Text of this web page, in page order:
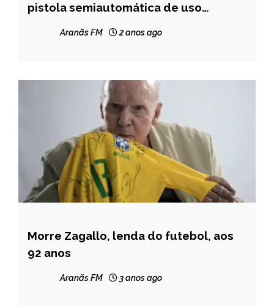
GERAIS
NOTÍCIAS
pistola semiautomática de uso
restrito e acaba preso em Nova
Aranãs FM 2 anos ago
ESPORTES
NOTÍCIAS
Morre Zagallo, lenda do futebol, aos
92 anos
Aranãs FM 3 anos ago